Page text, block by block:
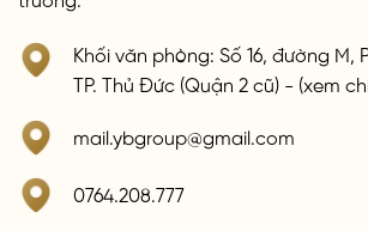
Khối văn phòng: Số 16, đường M,
TP. Thủ Đức (Quận 2 cũ) - (xem
mail.ybgroup@gmail.com
0764.208.777